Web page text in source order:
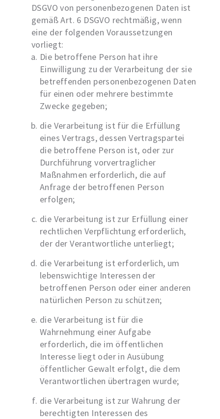
DSGVO von personenbezogenen Daten ist
gemäß Art. 6 DSGVO rechtmäßig, wenn
eine der folgenden Voraussetzungen
vorliegt:
Die betroffene Person hat ihre
Einwilligung zu der Verarbeitung der sie
betreffenden personenbezogenen Daten
für einen oder mehrere bestimmte
Zwecke gegeben;
die Verarbeitung ist für die Erfüllung
eines Vertrags, dessen Vertragspartei
die betroffene Person ist, oder zur
Durchführung vorvertraglicher
Maßnahmen erforderlich, die auf
Anfrage der betroffenen Person
erfolgen;
die Verarbeitung ist zur Erfüllung einer
rechtlichen Verpflichtung erforderlich,
der der Verantwortliche unterliegt;
die Verarbeitung ist erforderlich, um
lebenswichtige Interessen der
betroffenen Person oder einer anderen
natürlichen Person zu schützen;
die Verarbeitung ist für die
Wahrnehmung einer Aufgabe
erforderlich, die im öffentlichen
Interesse liegt oder in Ausübung
öffentlicher Gewalt erfolgt, die dem
Verantwortlichen übertragen wurde;
die Verarbeitung ist zur Wahrung der
berechtigten Interessen des